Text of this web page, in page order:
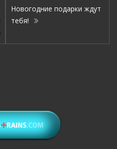
Новогодние подарки ждут
тебя!